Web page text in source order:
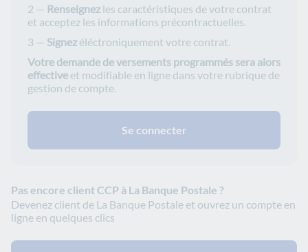
Renseignez les caractéristiques de votre contrat
et acceptez les informations précontractuelles.
Signez éléctroniquement votre contrat.
Votre demande de versements programmés sera alors
effective et modifiable en ligne dans votre rubrique de
gestion de compte.
Se connecter
Pas encore client CCP à La Banque Postale ?
Devenez client de La Banque Postale et ouvrez un compte en
ligne en quelques clics